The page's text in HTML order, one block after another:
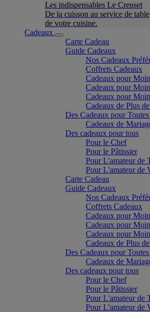
Les indispensables Le Creuset
De la cuisson au service de
de votre cuisine.
Cadeaux
Carte Cadeau
Guide Cadeaux
Nos Cadeaux
Coffrets Cadeaux
Cadeaux pour
Cadeaux pour
Cadeaux pour
Cadeaux de Plus
Des Cadeaux pour
Cadeaux de
Des cadeaux pour tous
Pour le Chef
Pour le Pâtissier
Pour L'amateur de
Pour L'amateur de
Carte Cadeau
Guide Cadeaux
Nos Cadeaux
Coffrets Cadeaux
Cadeaux pour
Cadeaux pour
Cadeaux pour
Cadeaux de Plus
Des Cadeaux pour
Cadeaux de
Des cadeaux pour tous
Pour le Chef
Pour le Pâtissier
Pour L'amateur de
Pour L'amateur de